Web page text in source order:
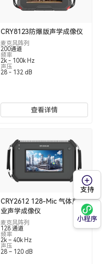
CRY8123防爆版声学成像仪
麦克风阵列
200通道
频率
2k - 100k Hz
声压
28 - 132 dB
查看详情
CRY2612 128-Mic 气体版工
业声学成像仪
麦克风阵列
128 通道
频率
2k – 40k Hz
声压
28 – 120 dB
支持
小程序